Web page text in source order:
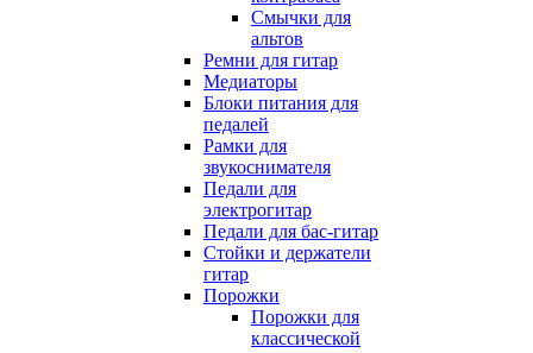
Смычки для
альтов
Ремни для гитар
Медиаторы
Блоки питания для
педалей
Рамки для
звукоснимателя
Педали для
электрогитар
Педали для бас-гитар
Стойки и держатели
гитар
Порожки
Порожки для
классической